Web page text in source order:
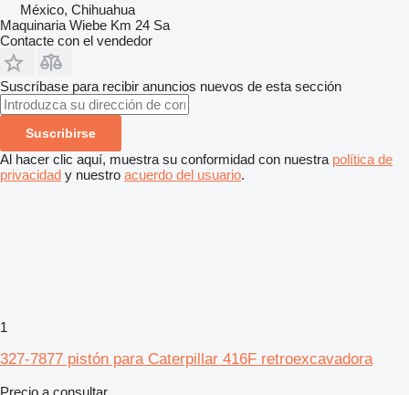
México, Chihuahua
Maquinaria Wiebe Km 24 Sa
Contacte con el vendedor
Suscríbase para recibir anuncios nuevos de esta sección
Suscribirse
Al hacer clic aquí, muestra su conformidad con nuestra política de
privacidad y nuestro acuerdo del usuario.
1
327-7877 pistón para Caterpillar 416F retroexcavadora
Precio a consultar